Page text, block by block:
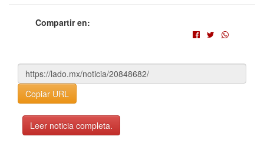
Compartir en:
Copiar URL
Leer noticia completa.